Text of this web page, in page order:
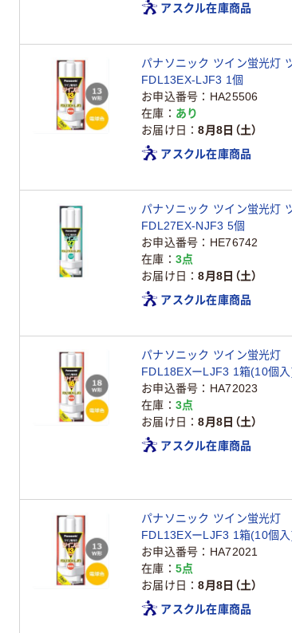
アスクル在庫商品
パナソニック ツイン蛍光灯
FDL13EX-LJF3 1個
お申込番号
HA25506
在庫
あり
お届け日
8月8日（土）
アスクル在庫商品
パナソニック ツイン蛍光灯
FDL27EX-NJF3 5個
お申込番号
HE76742
在庫
3点
お届け日
8月8日（土）
アスクル在庫商品
パナソニック ツイン蛍光
FDL18EXーLJF3 1箱(10個
お申込番号
HA72023
在庫
3点
お届け日
8月8日（土）
アスクル在庫商品
パナソニック ツイン蛍光
FDL13EXーLJF3 1箱(10個
お申込番号
HA72021
在庫
5点
お届け日
8月8日（土）
アスクル在庫商品